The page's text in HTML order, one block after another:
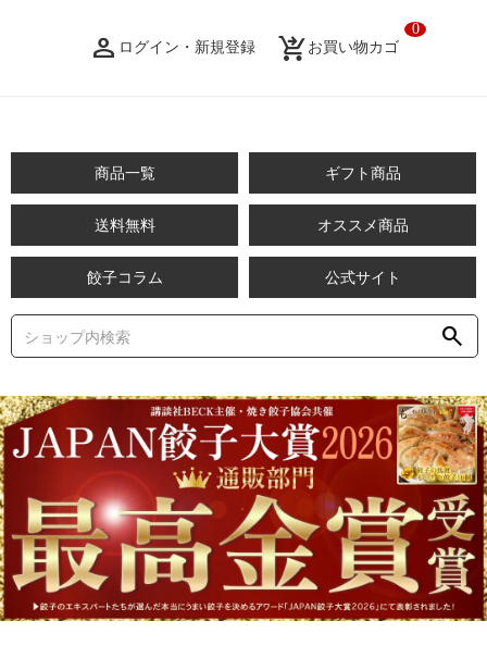
person_filled ログイン・新規登録 shopping_cart_checkout お買い物カゴ
0
商品一覧 ギフト商品
送料無料 オススメ商品
餃子コラム 公式サイト
search